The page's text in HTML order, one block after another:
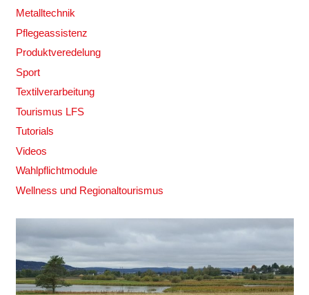
Metalltechnik
Pflegeassistenz
Produktveredelung
Sport
Textilverarbeitung
Tourismus LFS
Tutorials
Videos
Wahlpflichtmodule
Wellness und Regionaltourismus